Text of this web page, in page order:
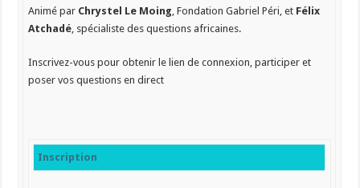
Animé par Chrystel Le Moing , Fondation Gabriel Péri, et Félix
Atchadé, spécialiste des questions africaines.
Inscrivez-vous pour obtenir le lien de connexion, participer et
poser vos questions en direct
Inscription